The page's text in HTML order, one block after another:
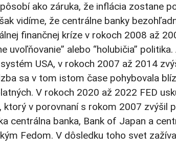
ako záruka, že inflácia zostane
vidíme, že centrálne banky
finančnej kríze v rokoch 2008 až
uvoľňovanie” alebo “holubičia”
USA, v rokoch 2007 až 2014
sa v tom istom čase pohybovala
V rokoch 2020 až 2022 FED
ktorý v porovnaní s rokom 2007 zvýšil
centrálna banka, Bank of Japan a
Fedom. V dôsledku toho svet